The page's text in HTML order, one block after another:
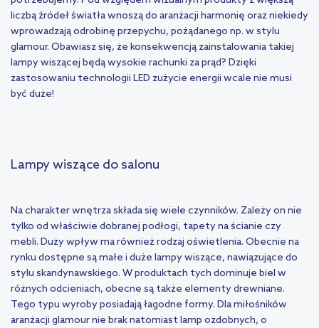
liczbą źródeł światła wnoszą do aranżacji harmonię oraz niekiedy
wprowadzają odrobinę przepychu, pożądanego np. w stylu
glamour. Obawiasz się, że konsekwencją zainstalowania takiej
lampy wiszącej będą wysokie rachunki za prąd? Dzięki
zastosowaniu technologii LED zużycie energii wcale nie musi
być duże!
Lampy wiszące do salonu
Na charakter wnętrza składa się wiele czynników. Zależy on nie
tylko od właściwie dobranej podłogi, tapety na ścianie czy
mebli. Duży wpływ ma również rodzaj oświetlenia. Obecnie na
rynku dostępne są małe i duże lampy wiszące, nawiązujące do
stylu skandynawskiego. W produktach tych dominuje biel w
różnych odcieniach, obecne są także elementy drewniane.
Tego typu wyroby posiadają łagodne formy. Dla miłośników
aranżacji glamour nie brak natomiast lamp ozdobnych, o